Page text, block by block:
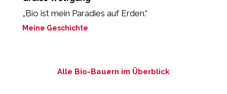
„Bio ist mein Paradies auf Erden.“
Meine Geschichte
Alle Bio-Bauern im Überblick